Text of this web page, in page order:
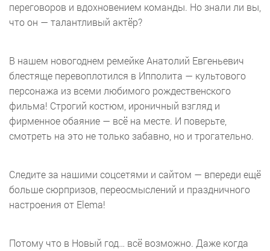
переговоров и вдохновением команды. Но знали ли вы,
что он — талантливый актёр?
В нашем новогоднем ремейке Анатолий Евгеньевич
блестяще перевоплотился в Ипполита — культового
персонажа из всеми любимого рождественского
фильма! Строгий костюм, ироничный взгляд и
фирменное обаяние — всё на месте. И поверьте,
смотреть на это не только забавно, но и трогательно.
Следите за нашими соцсетями и сайтом — впереди ещё
больше сюрпризов, переосмыслений и праздничного
настроения от Elema!
Потому что в Новый год… всё возможно. Даже когда